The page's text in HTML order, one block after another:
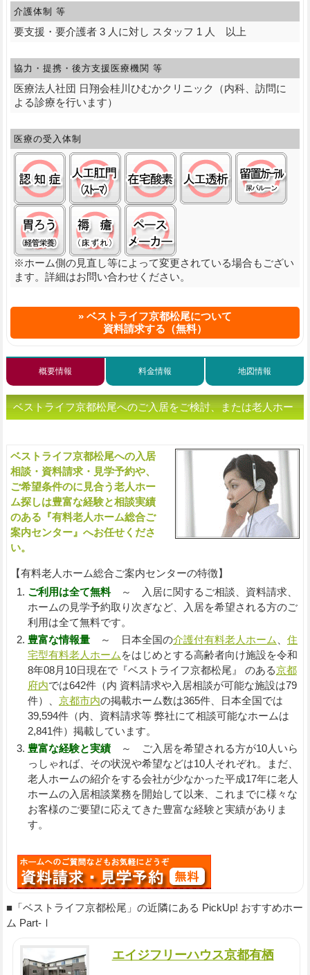
介護体制 等
要支援・要介護者 3 人に対し スタッフ 1 人 以上
協力・提携・後方支援 医療機関 等
医療法人社団 日翔会桂川ひむかクリニック（内科、訪問に
よる診療を行います）
医療の受入体制
認知症:○ ストーマ(人工肛門):○
在宅酸素:○ 人工透析:○ 留
経管栄養(胃ろう):○褥瘡（床ずれ）:○ペースメーカ:○
※ホーム側の見直し等によって変更されている場合もござい
ます。詳細はお問い合わせください。
ベストライフ京都松尾について
資料請求する（無料）
概要情報 料金情報 地図情報
ベストライフ京都松尾へのご入居をご検討、または老人ホー
ベストライフ京都松尾への入居
相談・資料請求・見学予約や、
ご希望条件のに見合う老人ホー
ム探しは豊富な経験と相談実績
のある『有料老人ホーム総合ご
案内センター』へお任せくださ
い。
【有料老人ホーム総合ご案内センターの特徴】
ご利用は全て無料～ 入居に関するご相談、資料請求、
ホームの見学予約取り次ぎなど、入居を希望される方のご
利用は全て無料です。
豊富な情報量～ 日本全国の介護付有料老人ホーム
住
宅型有料老人ホーム をはじめとする高齢者向け施設を令和
8年08月10日現在で『ベストライフ京都松尾』 のある京都
府内では642件（内 資料請求や入居相談が可能な施設は79
件）、 京都市内の掲載ホーム数は365件、日本全国では
39,594件（内、資料請求等 弊社にて相談可能なホームは
2,841件）掲載しています。
豊富な経験と実績～ ご入居を希望される方が10人いら
っしゃれば、その状況や希望などは10人それぞれ。まだ、
老人ホームの紹介をする会社が少なかった平成17年に老人
ホームの入居相談業務を開始して以来、これまでに様々な
お客様のご要望に応えてきた豊富な経験と実績がありま
す。
■「ベストライフ京都松尾」の近隣にある PickUp! おすすめホー
ム Part-Ⅰ
エイジフリーハウス京都有栖